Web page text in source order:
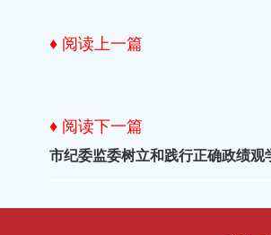
♦ 阅读上一篇
♦ 阅读下一篇
市纪委监委树立和践行正确政绩观